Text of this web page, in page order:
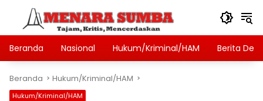
Langsung
konten
Beranda
Nasional Hukum/Kriminal/HAM Berita Desa
Beranda Hukum/Kriminal/HAM
Hukum/Kriminal/HAM